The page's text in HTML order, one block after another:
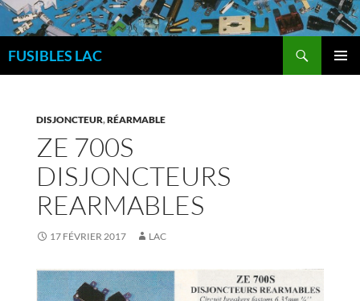
Aller
au
contenu
FUSIBLES LAC
DISJONCTEUR,RÉARMABLE
ZE 700S
DISJONCTEURS
REARMABLES
17 FÉVRIER 2017 LAC